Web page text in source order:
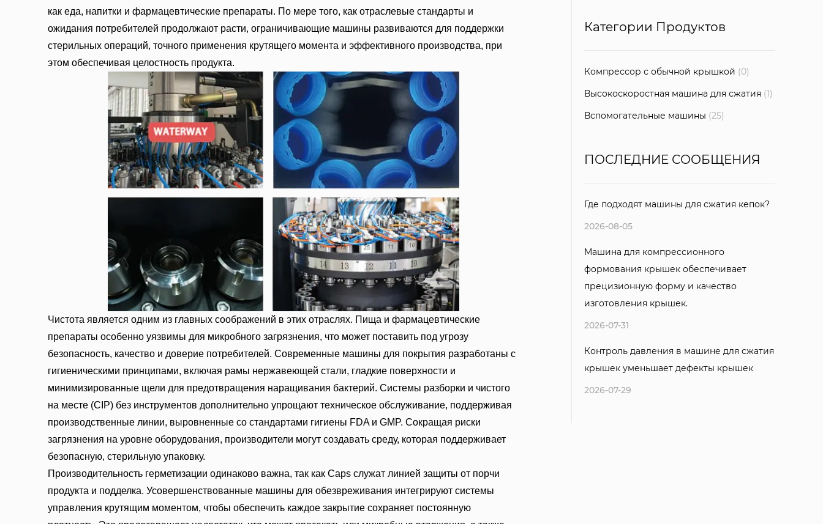
Категории Продуктов
Компрессор с обычной крышкой (0)
Высокоскоростная машина для сжатия (1)
Вспомогательные машины (25)
ПОСЛЕДНИЕ СООБЩЕНИЯ
Где подходят машины для сжатия кепок?
2026-08-05
Машина для компрессионного
формования крышек обеспечивает
прецизионную форму и качество
изготовления крышек.
2026-07-31
Контроль давления в машине для сжатия
крышек уменьшает дефекты крышек
2026-07-29
как еда, напитки и фармацевтические препараты. По мере того, как отраслевые стандарты и
ожидания потребителей продолжают расти, ограничивающие машины развиваются для поддержки
стерильных операций, точного применения крутящего момента и эффективного производства, при
этом обеспечивая целостность продукта.
Чистота является одним из главных соображений в этих отраслях. Пища и фармацевтические
препараты особенно уязвимы для микробного загрязнения, что может поставить под угрозу
безопасность, качество и доверие потребителей. Современные машины для покрытия разработаны с
гигиеническими принципами, включая рамы нержавеющей стали, гладкие поверхности и
минимизированные щели для предотвращения наращивания бактерий. Системы разборки и чистого
на месте (CIP) без инструментов дополнительно упрощают техническое обслуживание, поддерживая
производственные линии, выровненные со стандартами гигиены FDA и GMP. Сокращая риски
загрязнения на уровне оборудования, производители могут создавать среду, которая поддерживает
безопасную, стерильную упаковку.
Производительность герметизации одинаково важна, так как Caps служат линией защиты от порчи
продукта и подделка. Усовершенствованные машины для обезвреживания интегрируют системы
управления крутящим моментом, чтобы обеспечить каждое закрытие сохраняет постоянную